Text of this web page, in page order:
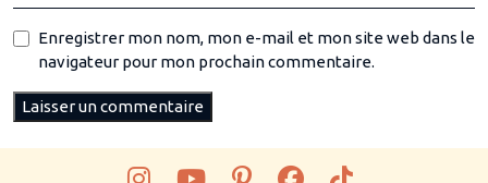
Enregistrer mon nom, mon e-mail et mon site web dans le
navigateur pour mon prochain commentaire.